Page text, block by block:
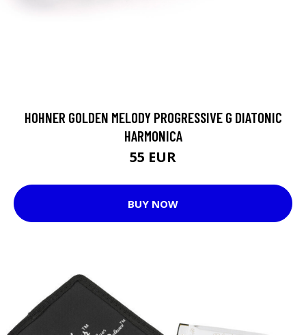
HOHNER GOLDEN MELODY PROGRESSIVE G DIATONIC
HARMONICA
55 EUR
BUY NOW